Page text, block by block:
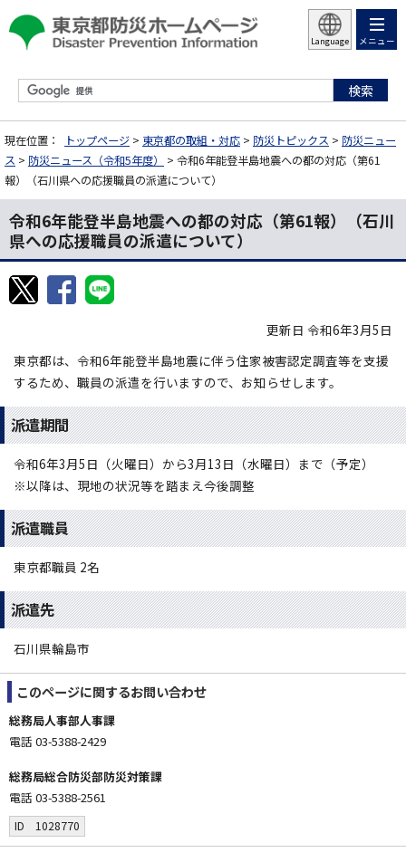
Language メニュー
現在位置： トップページ > 東京都の取組・対応 > 防災トピックス > 防災ニュー
ス > 防災ニュース（令和5年度）
> 令和6年能登半島地震への都の対応（第61
報）（石川県への応援職員の派遣について）
令和6年能登半島地震への都の対応（第61報）（石川
県への応援職員の派遣について）
更新日 令和6年3月5日
東京都は、令和6年能登半島地震に伴う住家被害認定調査等を支援
するため、職員の派遣を行いますので、お知らせします。
派遣期間
令和6年3月5日（火曜日）から3月13日（水曜日）まで（予定）
※以降は、現地の状況等を踏まえ今後調整
派遣職員
東京都職員 2名
派遣先
石川県輪島市
このページに関するお問い合わせ
総務局人事部人事課
電話 03-5388-2429
総務局総合防災部防災対策課
電話 03-5388-2561
ID 1028770